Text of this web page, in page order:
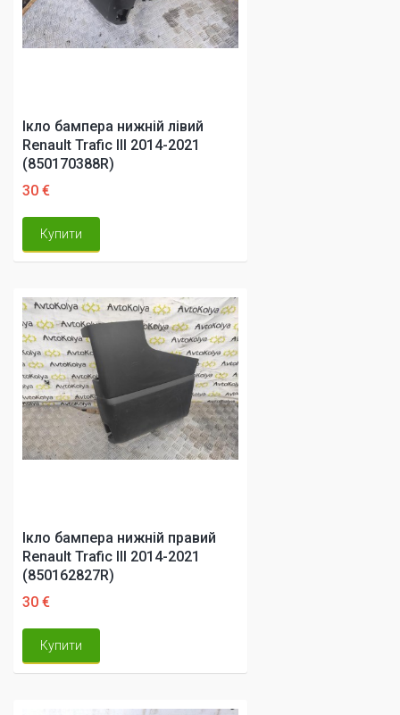
Ікло бампера нижній лівий
Renault Trafic III 2014-2021
(850170388R)
30 €
Купити
Ікло бампера нижній правий
Renault Trafic III 2014-2021
(850162827R)
30 €
Купити